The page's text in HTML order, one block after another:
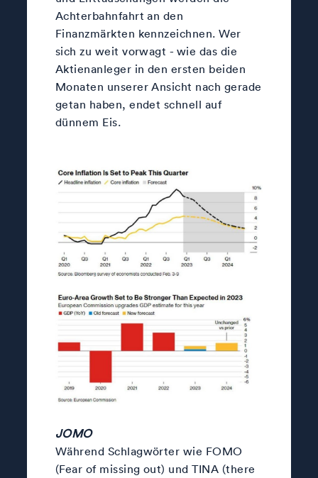
Achterbahnfahrt an den
Finanzmärkten kennzeichnen. Wer
sich zu weit vorwagt - wie das die
Aktienanleger in den ersten beiden
Monaten unserer Ansicht nach gerade
getan haben, endet schnell auf
dünnem Eis.
JOMO
Während Schlagwörter wie FOMO
(Fear of missing out) und TINA (there